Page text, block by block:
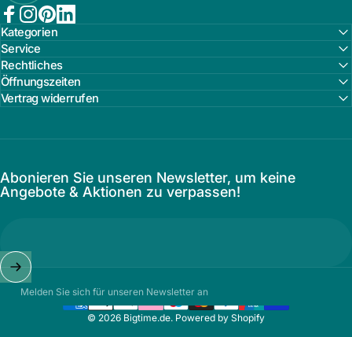
Facebook
Instagram
PinterestLinkedIn
Kategorien
Service
Rechtliches
Öffnungszeiten
Vertrag widerrufen
Abonieren Sie unseren Newsletter, um keine
Angebote & Aktionen zu verpassen!
Melden Sie sich für unseren Newsletter an
© 2026 Bigtime.de. Powered by Shopify